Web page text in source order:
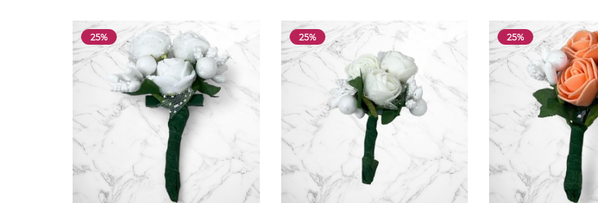
25% 25% 25%